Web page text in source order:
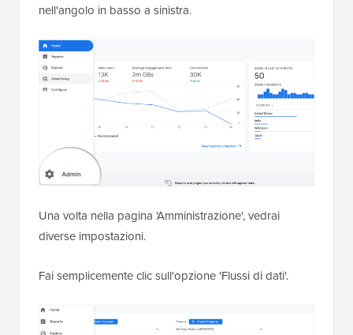
nell'angolo in basso a sinistra.
Una volta nella pagina 'Amministrazione', vedrai
diverse impostazioni.
Fai semplicemente clic sull'opzione 'Flussi di dati'.